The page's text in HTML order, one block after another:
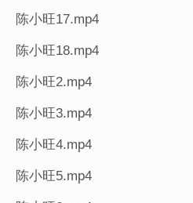
陈小旺17.mp4
陈小旺18.mp4
陈小旺2.mp4
陈小旺3.mp4
陈小旺4.mp4
陈小旺5.mp4